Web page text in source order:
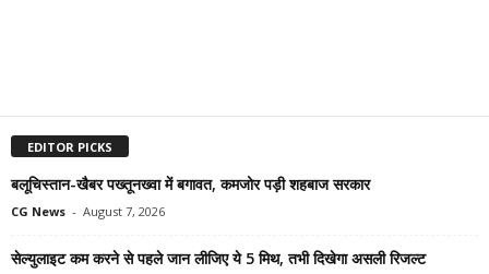
EDITOR PICKS
बलूचिस्तान-खैबर पख्तूनख्वा में बगावत, कमजोर पड़ी शहबाज सरकार
CG News - August 7, 2026
सेल्युलाइट कम करने से पहले जान लीजिए ये 5 मिथ, तभी दिखेगा असली रिजल्ट